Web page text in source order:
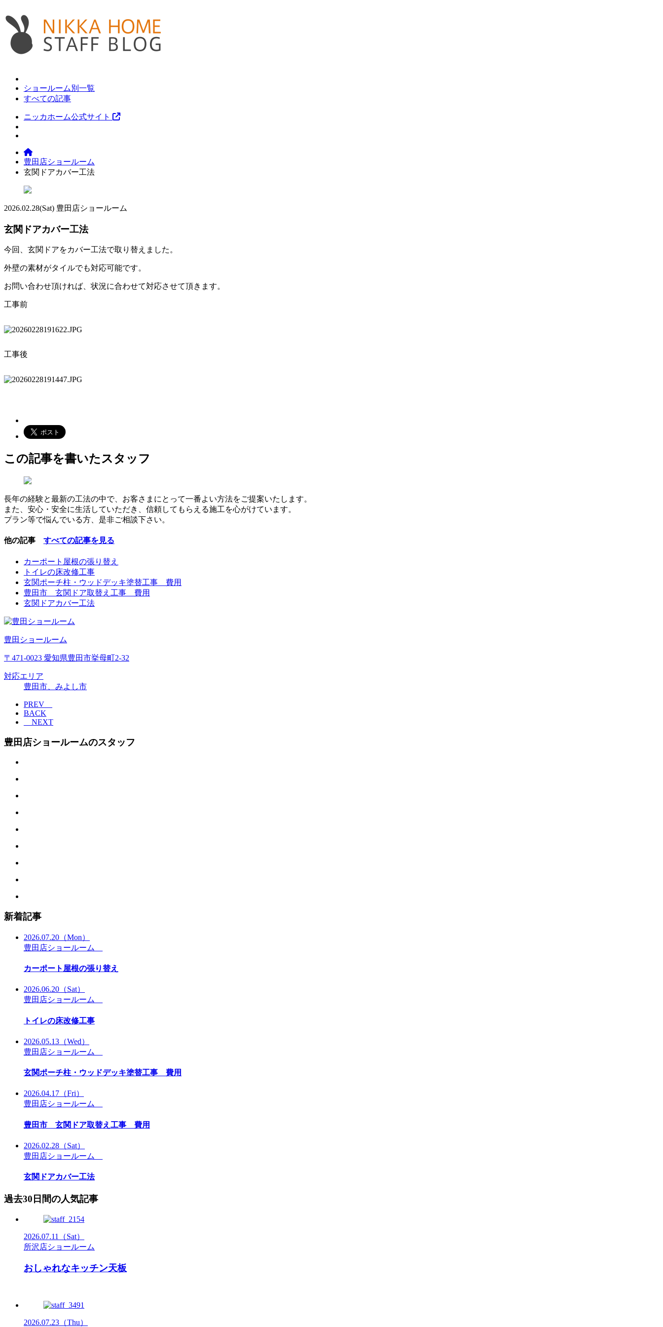
ショールーム別一覧
すべての記事
ニッカホーム公式サイト
豊田店ショールーム
玄関ドアカバー工法
2026.02.28(Sat) 豊田店ショールーム
玄関ドアカバー工法
今回、玄関ドアをカバー工法で取り替えました。
外壁の素材がタイルでも対応可能です。
お問い合わせ頂ければ、状況に合わせて対応させて頂きます。
工事前
工事後
この記事を書いたスタッフ
長年の経験と最新の工法の中で、お客さまにとって一番よい方法をご提案いたします。
また、安心・安全に生活していただき、信頼してもらえる施工を心がけています。
プラン等で悩んでいる方、是非ご相談下さい。
他の記事 すべての記事を見る
カーポート屋根の張り替え
トイレの床改修工事
玄関ポーチ柱・ウッドデッキ塗替工事 費用
豊田市 玄関ドア取替え工事 費用
玄関ドアカバー工法
豊田ショールーム
〒471-0023 愛知県豊田市挙母町2-32
対応エリア
豊田市、みよし市
PREV
BACK
NEXT
豊田店ショールームのスタッフ
新着記事
2026.07.20 （Mon）
豊田店ショールーム
カーポート屋根の張り替え
2026.06.20 （Sat）
豊田店ショールーム
トイレの床改修工事
2026.05.13 （Wed）
豊田店ショールーム
玄関ポーチ柱・ウッドデッキ塗替工事 費用
2026.04.17 （Fri）
豊田店ショールーム
豊田市 玄関ドア取替え工事 費用
2026.02.28 （Sat）
豊田店ショールーム
玄関ドアカバー工法
過去30日間の人気記事
2026.07.11
（Sat）
所沢店ショールーム
おしゃれなキッチン天板
2026.07.23 （Thu）